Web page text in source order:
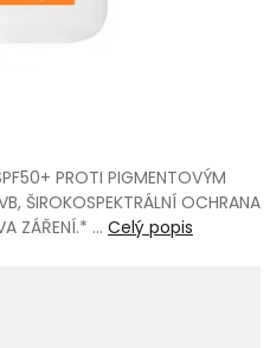
PROTI PIGMENTOVÝM
ŠIROKOSPEKTRÁLNÍ OCHRANA
ZÁŘENÍ.* … Celý popis